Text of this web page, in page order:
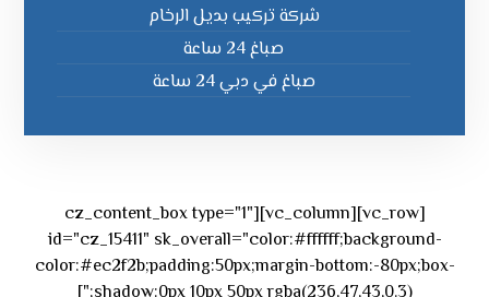
شركة تركيب بديل الرخام
صباغ 24 ساعة
صباغ في دبي 24 ساعة
[vc_row][vc_column][cz_content_box type="1"
id="cz_15411" sk_overall="color:#ffffff;background-
color:#ec2f2b;padding:50px;margin-bottom:-80px;box-